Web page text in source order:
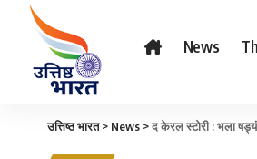
News
उत्तिष्ठ भारत> News >द केरल स्टोरी : भला